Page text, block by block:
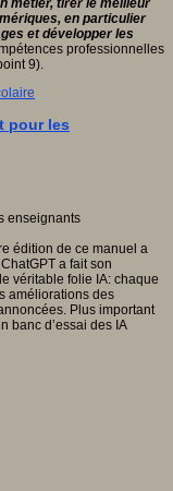
métier, tirer le meilleur
en particulier
et développer les
professionnelles
9).
pour les
édition de ce manuel a
a fait son
véritable folie IA: chaque
améliorations des
Plus important
banc d’essai des IA